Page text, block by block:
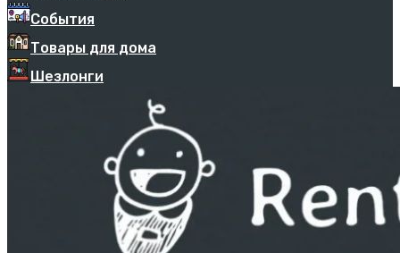
События
Товары для дома
Шезлонги